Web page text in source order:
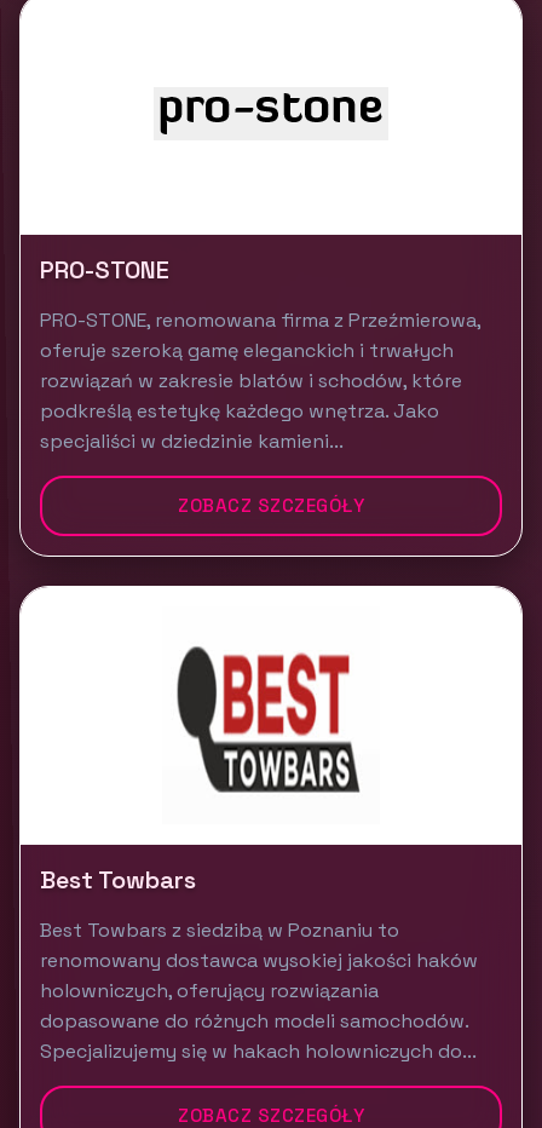
PRO-STONE
PRO-STONE, renomowana firma z Przeźmierowa,
oferuje szeroką gamę eleganckich i trwałych
rozwiązań w zakresie blatów i schodów, które
podkreślą estetykę każdego wnętrza. Jako
specjaliści w dziedzinie kamieni...
ZOBACZ SZCZEGÓŁY
Best Towbars
Best Towbars z siedzibą w Poznaniu to
renomowany dostawca wysokiej jakości haków
holowniczych, oferujący rozwiązania
dopasowane do różnych modeli samochodów.
Specjalizujemy się w hakach holowniczych do...
ZOBACZ SZCZEGÓŁY